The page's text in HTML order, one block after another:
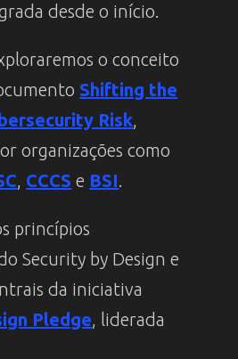
desde o início.
o conceito
Shifting the
Risk,
organizações como
, CCCS e BSI.
princípios
Security by Design e
da iniciativa
Pledge, liderada